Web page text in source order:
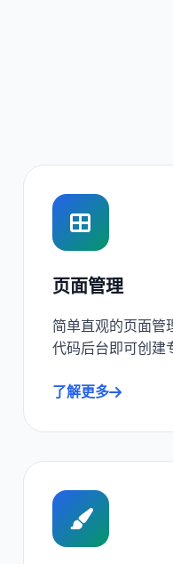
页面管理
简单直观的页面管
代码后台即可创建
了解更多